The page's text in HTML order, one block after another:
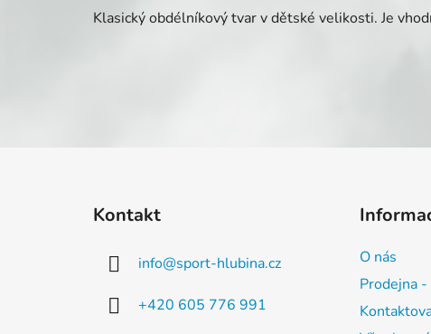
Klasický obdélníkový tvar v dětské velikosti. Je
Kontakt
info@sport-hlubina.cz
+420 605 776 991
O nás
Prodejna